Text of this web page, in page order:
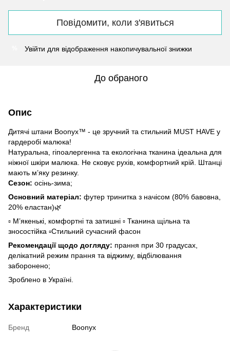
Повідомити, коли з'явиться
Увійти для відображення накопичувальної знижки
До обраного
Опис
Дитячі штани Boonyx™ - це зручний та стильний MUST HAVE у
гардеробі малюка!
Натуральна, гіпоалергенна та екологічна тканина ідеальна для
ніжної шкіри малюка. Не сковує рухів, комфортний крій. Штанці
мають м’яку резинку.
Сезон: осінь-зима;
Основний матеріал: футер тринитка з начісом (80% бавовна,
20% еластан)🌿
▫️ М’якенькі, комфортні та затишні ▫️ Тканина щільна та
зносостійка ▫️Стильний сучасний фасон
Рекомендації щодо догляду: прання при 30 градусах,
делікатний режим прання та віджиму, відбілювання
заборонено;
Зроблено в Україні.
Характеристики
Бренд Boonyx